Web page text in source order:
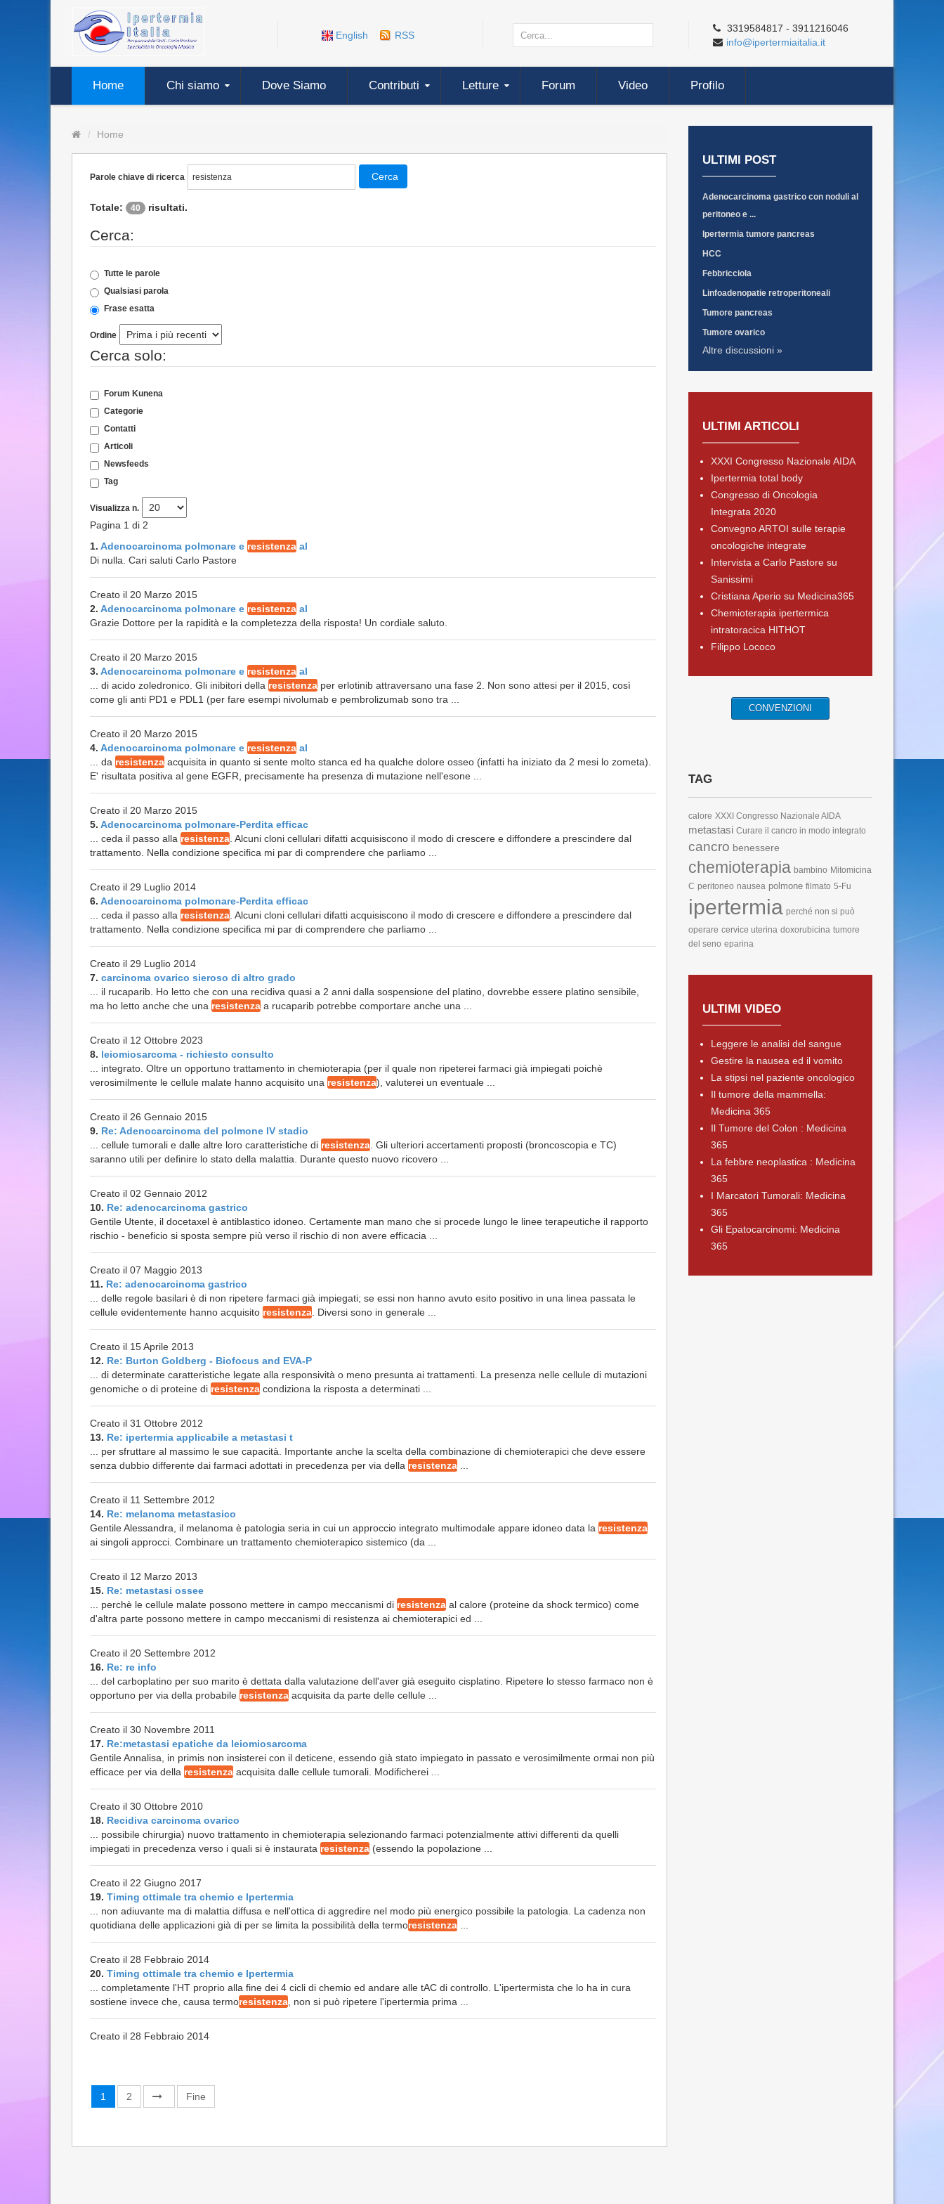
English RSS
3319584817 - 3911216046
info@ipertermiaitalia.it
Home Chi siamo Dove Siamo Contributi Letture Forum Video Profilo
Home
Parole chiave di ricerca Cerca
Totale: 40 risultati.
Cerca:
Tutte le parole
Qualsiasi parola
Frase esatta
Ordine
Cerca solo:
Forum Kunena
Categorie
Contatti
Articoli
Newsfeeds
Tag
Visualizza n.
Pagina 1 di 2
1. Adenocarcinoma polmonare e resistenza al
Di nulla. Cari saluti Carlo Pastore
Creato il 20 Marzo 2015
2. Adenocarcinoma polmonare e resistenza al
Grazie Dottore per la rapidità e la completezza della risposta! Un cordiale saluto.
Creato il 20 Marzo 2015
3. Adenocarcinoma polmonare e resistenza al
... di acido zoledronico. Gli inibitori della resistenza per erlotinib attraversano una fase 2. Non sono attesi per il 2015, così
come gli anti PD1 e PDL1 (per fare esempi nivolumab e pembrolizumab sono tra ...
Creato il 20 Marzo 2015
4. Adenocarcinoma polmonare e resistenza al
... da resistenza acquisita in quanto si sente molto stanca ed ha qualche dolore osseo (infatti ha iniziato da 2 mesi lo zometa).
E' risultata positiva al gene EGFR, precisamente ha presenza di mutazione nell'esone ...
Creato il 20 Marzo 2015
5. Adenocarcinoma polmonare-Perdita efficac
... ceda il passo alla resistenza . Alcuni cloni cellulari difatti acquisiscono il modo di crescere e diffondere a prescindere dal
trattamento. Nella condizione specifica mi par di comprendere che parliamo ...
Creato il 29 Luglio 2014
6. Adenocarcinoma polmonare-Perdita efficac
... ceda il passo alla resistenza . Alcuni cloni cellulari difatti acquisiscono il modo di crescere e diffondere a prescindere dal
trattamento. Nella condizione specifica mi par di comprendere che parliamo ...
Creato il 29 Luglio 2014
7. carcinoma ovarico sieroso di altro grado
... il rucaparib. Ho letto che con una recidiva quasi a 2 anni dalla sospensione del platino, dovrebbe essere platino sensibile,
ma ho letto anche che una resistenza a rucaparib potrebbe comportare anche una ...
Creato il 12 Ottobre 2023
8. leiomiosarcoma - richiesto consulto
... integrato. Oltre un opportuno trattamento in chemioterapia (per il quale non ripeterei farmaci già impiegati poichè
verosimilmente le cellule malate hanno acquisito una resistenza), valuterei un eventuale ...
Creato il 26 Gennaio 2015
9. Re: Adenocarcinoma del polmone IV stadio
... cellule tumorali e dalle altre loro caratteristiche di resistenza . Gli ulteriori accertamenti proposti (broncoscopia e TC)
saranno utili per definire lo stato della malattia. Durante questo nuovo ricovero ...
Creato il 02 Gennaio 2012
10. Re: adenocarcinoma gastrico
Gentile Utente, il docetaxel è antiblastico idoneo. Certamente man mano che si procede lungo le linee terapeutiche il rapporto
rischio - beneficio si sposta sempre più verso il rischio di non avere efficacia ...
Creato il 07 Maggio 2013
11. Re: adenocarcinoma gastrico
... delle regole basilari è di non ripetere farmaci già impiegati; se essi non hanno avuto esito positivo in una linea passata le
cellule evidentemente hanno acquisito resistenza . Diversi sono in generale ...
Creato il 15 Aprile 2013
12. Re: Burton Goldberg - Biofocus and EVA-P
... di determinate caratteristiche legate alla responsività o meno presunta ai trattamenti. La presenza nelle cellule di mutazioni
genomiche o di proteine di resistenza condiziona la risposta a determinati ...
Creato il 31 Ottobre 2012
13. Re: ipertermia applicabile a metastasi t
... per sfruttare al massimo le sue capacità. Importante anche la scelta della combinazione di chemioterapici che deve essere
senza dubbio differente dai farmaci adottati in precedenza per via della resistenza
Creato il 11 Settembre 2012
14. Re: melanoma metastasico
Gentile Alessandra, il melanoma è patologia seria in cui un approccio integrato multimodale appare idoneo data la resistenza
ai singoli approcci. Combinare un trattamento chemioterapico sistemico (da ...
Creato il 12 Marzo 2013
15. Re: metastasi ossee
... perchè le cellule malate possono mettere in campo meccanismi di resistenza al calore (proteine da shock termico) come
d'altra parte possono mettere in campo meccanismi di resistenza ai chemioterapici ed ...
Creato il 20 Settembre 2012
16. Re: re info
... del carboplatino per suo marito è dettata dalla valutazione dell'aver già eseguito cisplatino. Ripetere lo stesso farmaco non è
opportuno per via della probabile resistenza acquisita da parte delle cellule ...
Creato il 30 Novembre 2011
17. Re:metastasi epatiche da leiomiosarcoma
Gentile Annalisa, in primis non insisterei con il deticene, essendo già stato impiegato in passato e verosimilmente ormai non più
efficace per via della resistenza acquisita dalle cellule tumorali. Modificherei ...
Creato il 30 Ottobre 2010
18. Recidiva carcinoma ovarico
... possibile chirurgia) nuovo trattamento in chemioterapia selezionando farmaci potenzialmente attivi differenti da quelli
impiegati in precedenza verso i quali si è instaurata resistenza (essendo la popolazione ...
Creato il 22 Giugno 2017
19. Timing ottimale tra chemio e Ipertermia
... non adiuvante ma di malattia diffusa e nell'ottica di aggredire nel modo più energico possibile la patologia. La cadenza non
quotidiana delle applicazioni già di per se limita la possibilità della termoresistenza
Creato il 28 Febbraio 2014
20. Timing ottimale tra chemio e Ipertermia
... completamente l'HT proprio alla fine dei 4 cicli di chemio ed andare alle tAC di controllo. L'ipertermista che lo ha in cura
sostiene invece che, causa termoresistenza , non si può ripetere l'ipertermia prima ...
Creato il 28 Febbraio 2014
1 2 Fine
ULTIMI POST
Adenocarcinoma gastrico con noduli al
peritoneo e ...
Ipertermia tumore pancreas
HCC
Febbricciola
Linfoadenopatie retroperitoneali
Tumore pancreas
Tumore ovarico
Altre discussioni »
ULTIMI ARTICOLI
XXXI Congresso Nazionale AIDA
Ipertermia total body
Congresso di Oncologia
Integrata 2020
Convegno ARTOI sulle terapie
oncologiche integrate
Intervista a Carlo Pastore su
Sanissimi
Cristiana Aperio su Medicina365
Chemioterapia ipertermica
intratoracica HITHOT
Filippo Lococo
CONVENZIONI
TAG
calore XXXI Congresso Nazionale AIDA
metastasi Curare il cancro in modo integrato
cancro benessere
chemioterapia bambino Mitomicina
C peritoneo nausea polmone filmato 5-Fu
ipertermia perché non si può
operare cervice uterina doxorubicina tumore
del seno eparina
ULTIMI VIDEO
Leggere le analisi del sangue
Gestire la nausea ed il vomito
La stipsi nel paziente oncologico
Il tumore della mammella:
Medicina 365
Il Tumore del Colon : Medicina
365
La febbre neoplastica : Medicina
365
I Marcatori Tumorali: Medicina
365
Gli Epatocarcinomi: Medicina
365